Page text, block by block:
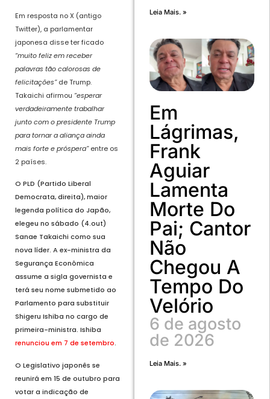
Em resposta no X (antigo
Twitter), a parlamentar
japonesa disse ter ficado
“muito feliz em receber
palavras tão calorosas de
felicitações”de Trump.
Takaichi afirmou “esperar
verdadeiramente trabalhar
junto com o presidente Trump
para tornar a aliança ainda
mais forte e próspera”entre os
2 países.
O PLD (Partido Liberal
Democrata, direita), maior
legenda política do Japão,
elegeu no sábado (4.out)
Sanae Takaichi como sua
nova líder. A ex-ministra da
Segurança Econômica
assume a sigla governista e
terá seu nome submetido ao
Parlamento para substituir
Shigeru Ishiba no cargo de
primeira-ministra. Ishiba
renunciou em 7 de setembro.
O Legislativo japonês se
reunirá em 15 de outubro para
votar a indicação de
Leia Mais. »
Em
Lágrimas,
Frank
Aguiar
Lamenta
Morte Do
Pai; Cantor
Não
Chegou A
Tempo Do
Velório
6 de agosto
de 2026
Leia Mais. »